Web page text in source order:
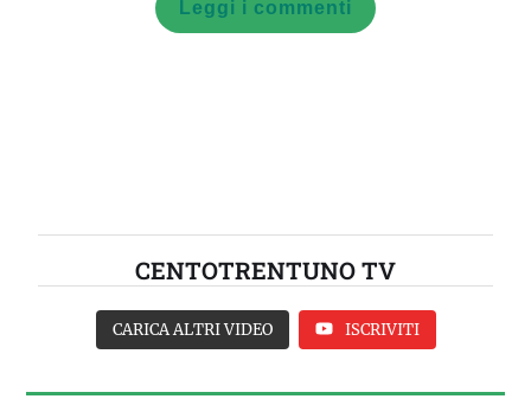
Leggi i commenti
CENTOTRENTUNO TV
CARICA ALTRI VIDEO ISCRIVITI